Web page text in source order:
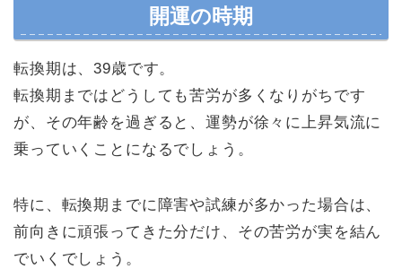
開運の時期
転換期は、39歳です。
転換期まではどうしても苦労が多くなりがちです
が、その年齢を過ぎると、運勢が徐々に上昇気流に
乗っていくことになるでしょう。
特に、転換期までに障害や試練が多かった場合は、
前向きに頑張ってきた分だけ、その苦労が実を結ん
でいくでしょう。